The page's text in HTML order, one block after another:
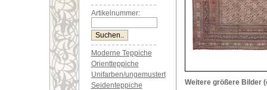
Artikelnummer:
Moderne Teppiche
Orientteppiche
Unifarben/ungemustert
Seidenteppiche
Weitere größere Bilder